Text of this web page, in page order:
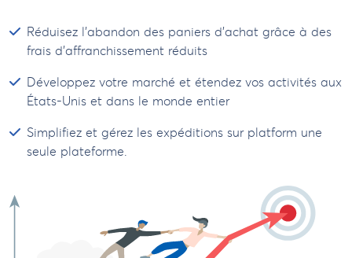
Réduisez l'abandon des paniers d'achat grâce à des
frais d’affranchissement réduits
Développez votre marché et étendez vos activités aux
États-Unis et dans le monde entier
Simplifiez et gérez les expéditions sur platform une
seule plateforme.